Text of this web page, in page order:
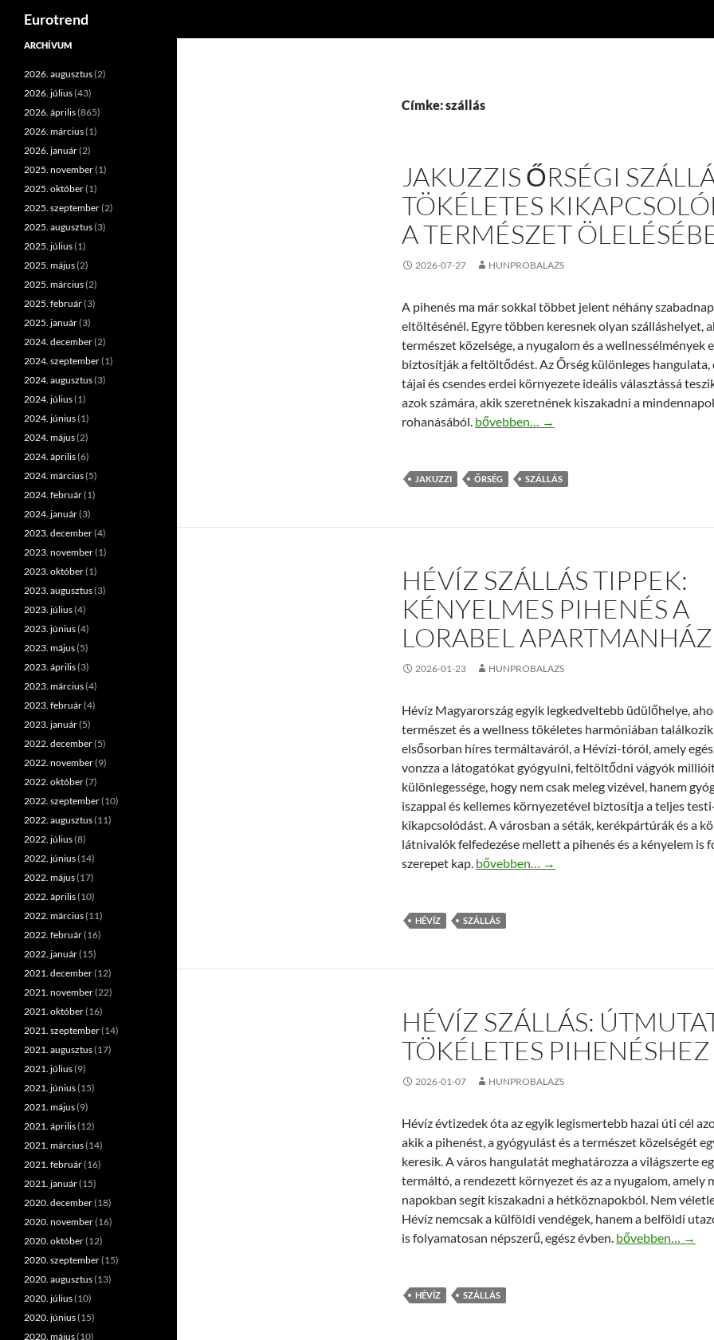
Kilépés
Eurotrend
Címke: szállás
JAKUZZIS ŐRSÉGI
TÖKÉLETES
A TERMÉSZET
2026-07-27 HUNPROBALAZS
A pihenés ma már sokkal többet jelent néhány szabadnap
eltöltésénél. Egyre többen keresnek olyan szálláshelyet,
természet közelsége, a nyugalom és a wellnessélmények
biztosítják a feltöltődést. Az Őrség különleges
tájai és csendes erdei környezete ideális választássá
azok számára, akik szeretnének kiszakadni a
rohanásából. Jakuzzis őrségi szállás – a tökéletes
bővebben… →
JAKUZZI ŐRSÉG SZÁLLÁS
HÉVÍZ SZÁLLÁS TIPPEK:
KÉNYELMES PIHENÉS A
LORABEL
2026-01-23 HUNPROBALAZS
Hévíz Magyarország egyik legkedveltebb üdülőhelye,
természet és a wellness tökéletes harmóniában
elsősorban híres termáltaváról, a Hévízi-tóról, amely
vonzza a látogatókat gyógyulni, feltöltődni vágyók
különlegessége, hogy nem csak meleg vizével, hanem
iszappal és kellemes környezetével biztosítja a teljes
kikapcsolódást. A városban a séták, kerékpártúrák és a
látnivalók felfedezése mellett a pihenés és a kényelem is
szerepet kap. Hévíz szállás tippek: kényelmes pihenés a
bővebben… →
HÉVÍZ SZÁLLÁS
HÉVÍZ SZÁLLÁS:
TÖKÉLETES PIHENÉSHEZ
2026-01-07 HUNPROBALAZS
Hévíz évtizedek óta az egyik legismertebb hazai úti cél
akik a pihenést, a gyógyulást és a természet közelségét
keresik. A város hangulatát meghatározza a világszerte
termáltó, a rendezett környezet és az a nyugalom, amely
napokban segít kiszakadni a hétköznapokból. Nem
Hévíz nemcsak a külföldi vendégek, hanem a belföldi
is folyamatosan népszerű, egész évben. Hévíz szállás:
bővebben… →
HÉVÍZ SZÁLLÁS
ARCHÍVUM
2026. augusztus(2)
2026. július(43)
2026. április(865)
2026. március(1)
2026. január(2)
2025. november(1)
2025. október(1)
2025. szeptember(2)
2025. augusztus(3)
2025. július(1)
2025. május(2)
2025. március(2)
2025. február(3)
2025. január(3)
2024. december(2)
2024. szeptember(1)
2024. augusztus(3)
2024. július(1)
2024. június(1)
2024. május(2)
2024. április(6)
2024. március(5)
2024. február(1)
2024. január(3)
2023. december(4)
2023. november(1)
2023. október(1)
2023. augusztus(3)
2023. július(4)
2023. június(4)
2023. május(5)
2023. április(3)
2023. március(4)
2023. február(4)
2023. január(5)
2022. december(5)
2022. november(9)
2022. október(7)
2022. szeptember(10)
2022. augusztus(11)
2022. július(8)
2022. június(14)
2022. május(17)
2022. április(10)
2022. március(11)
2022. február(16)
2022. január(15)
2021. december(12)
2021. november(22)
2021. október(16)
2021. szeptember(14)
2021. augusztus(17)
2021. július(9)
2021. június(15)
2021. május(9)
2021. április(12)
2021. március(14)
2021. február(16)
2021. január(15)
2020. december(18)
2020. november(16)
2020. október(12)
2020. szeptember(15)
2020. augusztus(13)
2020. július(10)
2020. június(15)
2020. május(10)